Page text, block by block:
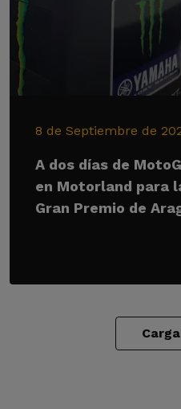
8 de Septiembre de
A dos días de
en Motorland para
Gran Premio de